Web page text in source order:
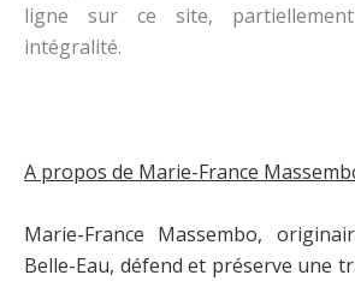
ligne sur ce site,
intégralité.
A propos de Marie-France
Marie-France Massembo,
Belle-Eau, défend et préserve une